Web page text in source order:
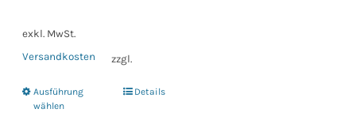
exkl. MwSt.
zzgl.
Versandkosten
Ausführung
wählen
Dieses
Details